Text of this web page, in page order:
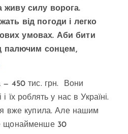
живу силу ворога.
від погоди і легко
умовах. Аби бити
палючим сонцем,
— 450 тис. грн. Вони
їх роблять у нас в Україні.
вже купила. Але нашим
щонайменше 30